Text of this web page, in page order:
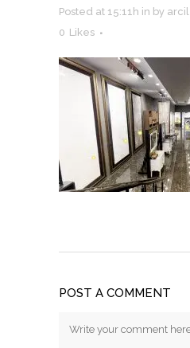
Posted at 15:11h in by arcil
0 Likes
POST A COMMENT